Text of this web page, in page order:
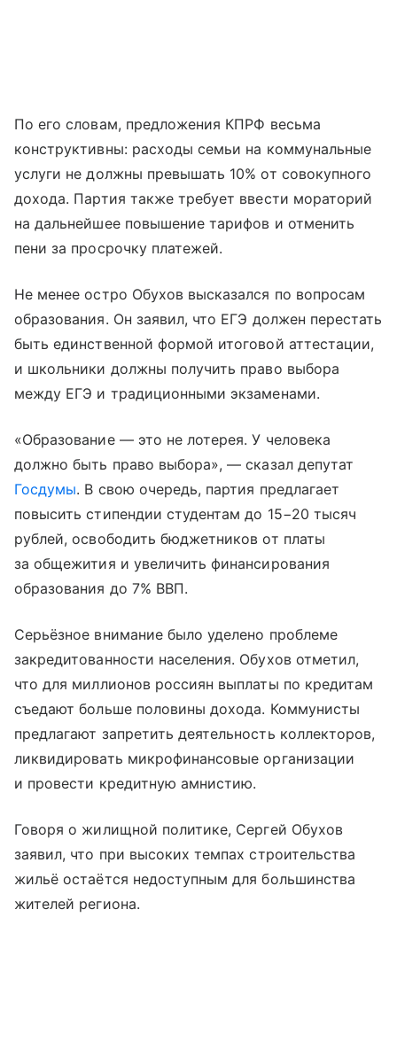
По его словам, предложения КПРФ весьма
конструктивны: расходы семьи на коммунальные
услуги не должны превышать 10% от совокупного
дохода. Партия также требует ввести мораторий
на дальнейшее повышение тарифов и отменить
пени за просрочку платежей.
Не менее остро Обухов высказался по вопросам
образования. Он заявил, что ЕГЭ должен перестать
быть единственной формой итоговой аттестации,
и школьники должны получить право выбора
между ЕГЭ и традиционными экзаменами.
«Образование — это не лотерея. У человека
должно быть право выбора», — сказал депутат
Госдумы. В свою очередь, партия предлагает
повысить стипендии студентам до 15−20 тысяч
рублей, освободить бюджетников от платы
за общежития и увеличить финансирования
образования до 7% ВВП.
Серьёзное внимание было уделено проблеме
закредитованности населения. Обухов отметил,
что для миллионов россиян выплаты по кредитам
съедают больше половины дохода. Коммунисты
предлагают запретить деятельность коллекторов,
ликвидировать микрофинансовые организации
и провести кредитную амнистию.
Говоря о жилищной политике, Сергей Обухов
заявил, что при высоких темпах строительства
жильё остаётся недоступным для большинства
жителей региона.